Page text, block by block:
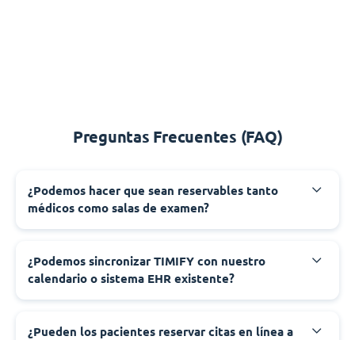
Preguntas Frecuentes (FAQ)
¿Podemos hacer que sean reservables tanto
médicos como salas de examen?
¿Podemos sincronizar TIMIFY con nuestro
calendario o sistema EHR existente?
¿Pueden los pacientes reservar citas en línea a